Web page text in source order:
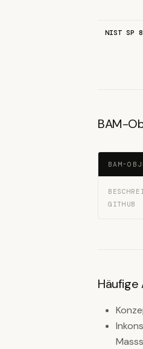
NIST SP
BAM-
BAM-
GITHUB
Häufige